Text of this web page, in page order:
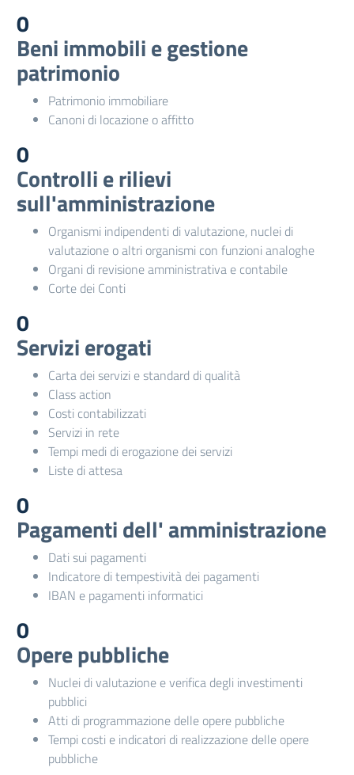
0
Beni immobili e gestione
patrimonio
Patrimonio immobiliare
Canoni di locazione o affitto
0
Controlli e rilievi
sull'amministrazione
Organismi indipendenti di valutazione, nuclei di
valutazione o altri organismi con funzioni analoghe
Organi di revisione amministrativa e contabile
Corte dei Conti
0
Servizi erogati
Carta dei servizi e standard di qualità
Class action
Costi contabilizzati
Servizi in rete
Tempi medi di erogazione dei servizi
Liste di attesa
0
Pagamenti dell' amministrazione
Dati sui pagamenti
Indicatore di tempestività dei pagamenti
IBAN e pagamenti informatici
0
Opere pubbliche
Nuclei di valutazione e verifica degli investimenti
pubblici
Atti di programmazione delle opere pubbliche
Tempi costi e indicatori di realizzazione delle opere
pubbliche